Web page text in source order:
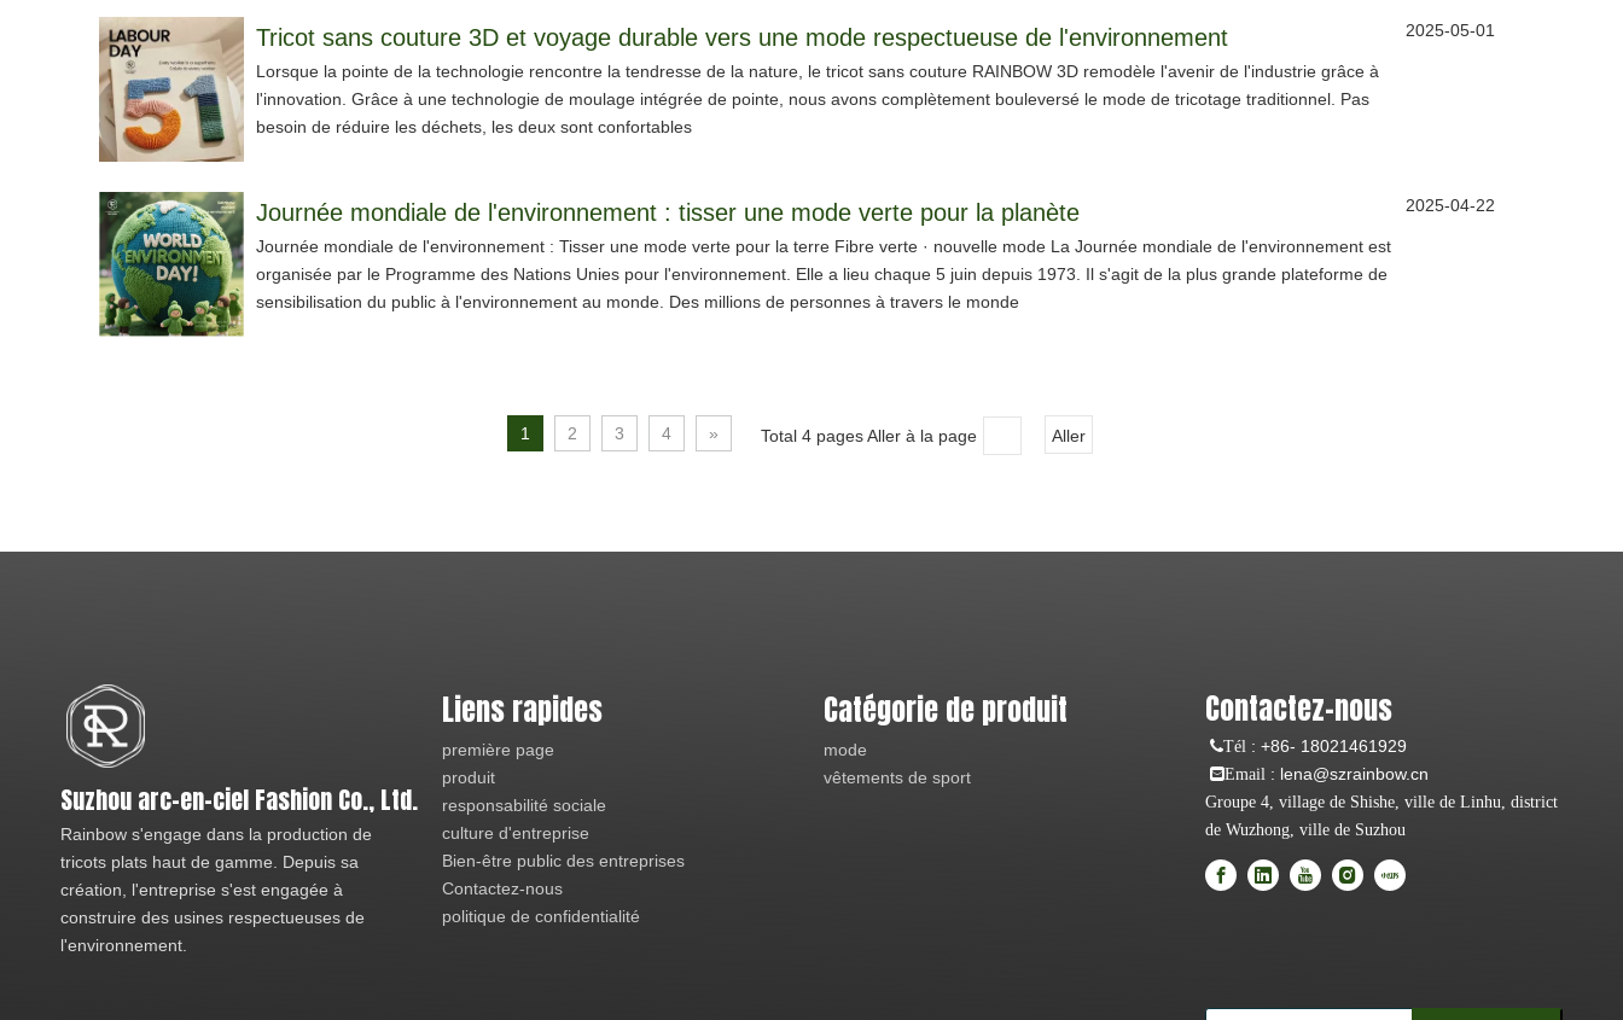
Tricot sans couture 3D et voyage durable vers une mode respectueuse de l'environnement
Lorsque la pointe de la technologie rencontre la tendresse de la nature, le tricot sans couture RAINBOW 3D remodèle l'avenir de l'industrie grâce à
l'innovation. Grâce à une technologie de moulage intégrée de pointe, nous avons complètement bouleversé le mode de tricotage traditionnel. Pas
besoin de réduire les déchets, les deux sont confortables
2025-05-01
Journée mondiale de l'environnement : tisser une mode verte pour la planète
Journée mondiale de l'environnement : Tisser une mode verte pour la terre Fibre verte · nouvelle mode La Journée mondiale de l'environnement est
organisée par le Programme des Nations Unies pour l'environnement. Elle a lieu chaque 5 juin depuis 1973. Il s'agit de la plus grande plateforme de
sensibilisation du public à l'environnement au monde. Des millions de personnes à travers le monde
2025-04-22
1 2 3 4 » Total 4 pages Aller à la page Aller
Suzhou arc-en-ciel Fashion Co., Ltd.
Rainbow s'engage dans la production de
tricots plats haut de gamme. Depuis sa
création, l'entreprise s'est engagée à
construire des usines respectueuses de
l'environnement.
Liens rapides
première page
produit
responsabilité sociale
culture d'entreprise
Bien-être public des entreprises
Contactez-nous
politique de confidentialité
Catégorie de produit
mode
vêtements de sport
Contactez-nous
Tél : +86- 18021461929
Email : lena@szrainbow.cn
Groupe 4, village de Shishe, ville de Linhu, district
de Wuzhong, ville de Suzhou